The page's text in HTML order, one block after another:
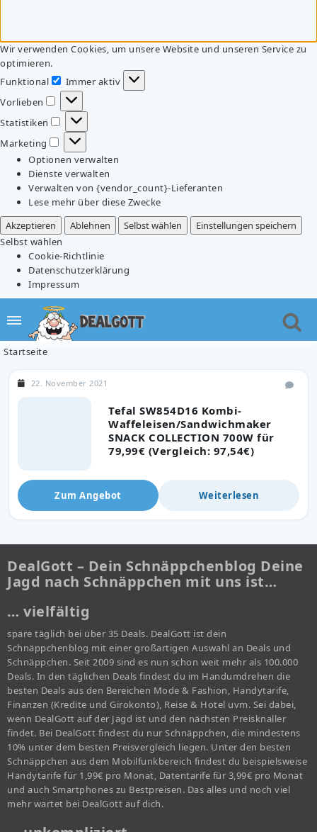
Wir verwenden Cookies, um unsere Website und unseren Service zu
optimieren.
Funktional
Funktional
Immer aktiv
Vorlieben
Vorlieben
Statistiken
Statistiken
Marketing
Marketing
Optionen verwalten
Dienste verwalten
Verwalten von {vendor_count}-Lieferanten
Lese mehr über diese Zwecke
Akzeptieren
Ablehnen Selbst wählen
Einstellungen speichern
Selbst wählen
Cookie-Richtlinie
Datenschutzerklärung
Impressum
Startseite
Tefal SW854D16 Kombi-
Waffeleisen/Sandwichmaker
SNACK COLLECTION 700W für
79,99€ (Vergleich: 97,54€)
22. November 2021
Zum Angebot Weiterlesen
DealGott – Dein Schnäppchenblog Deine
Jagd nach Schnäppchen mit uns ist…
… vielfältig
spare täglich bei über 35 Deals. DealGott ist dein
Schnäppchenblog mit einer großartigen Auswahl an Deals und
Schnäppchen. Seit 2009 sind es nun schon weit mehr als 100.000
Deals. In den täglichen Deals findest du im Handumdrehen die
besten Deals aus den Bereichen Mode & Fashion, Handytarife,
Finanzen (Kredite und Girokonto), Reise & Hotel uvm. Sei dabei,
wenn DealGott auf der Jagd ist und den nächsten Preisknaller
findet. Bei DealGott findest du nur Schnäppchen, die mindestens
10% unter dem besten Preisvergleich liegen. Unter den besten
Schnäppchen aus dem Mobilfunkbereich findest du beispielsweise
Handytarife für 1,99€ pro Monat, Datentarife für 3,99€ pro Monat
und auch Smartphones zu Bestpreisen. Das alles und noch viel
mehr wartet bei DealGott auf dich.